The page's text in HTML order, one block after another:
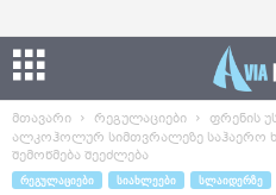
მთავარი რეგულაციები
ფრენის
ალკოჰოლურ სიმთვრალეზე საჰაერო
შემოწმება შეეძლება
ᲠᲔᲒᲣᲚᲐᲪᲘᲔᲑᲘ ᲡᲘᲐᲮᲚᲔᲔᲑᲘ ᲡᲚᲐᲘᲓᲔᲠᲖᲔ